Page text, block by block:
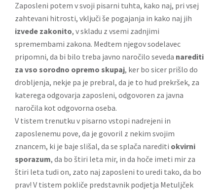
Zaposleni potem v svoji pisarni tuhta, kako naj, pri vsej
zahtevani hitrosti, vključi še pogajanja in kako naj jih
izvede zakonito, v skladu z vsemi zadnjimi
spremembami zakona. Medtem njegov sodelavec
pripomni, da bi bilo treba javno naročilo seveda narediti
za vso sorodno opremo skupaj, ker bo sicer prišlo do
drobljenja, nekje pa je prebral, da je to hud prekršek, za
katerega odgovarja zaposleni, odgovoren za javna
naročila kot odgovorna oseba.
V tistem trenutku v pisarno vstopi nadrejeni in
zaposlenemu pove, da je govoril z nekim svojim
znancem, ki je baje slišal, da se splača narediti okvirni
sporazum, da bo štiri leta mir, in da hoče imeti mir za
štiri leta tudi on, zato naj zaposleni to uredi tako, da bo
prav! V tistem pokliče predstavnik podjetja Metuljček